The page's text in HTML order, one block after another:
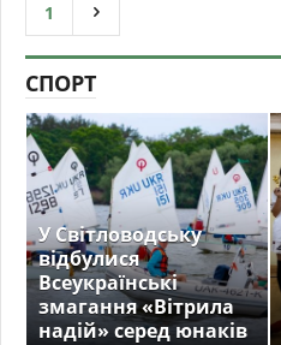
1
СПОРТ
У Світловодську
відбулися
Всеукраїнські
змагання «Вітрила
надій» серед юнаків